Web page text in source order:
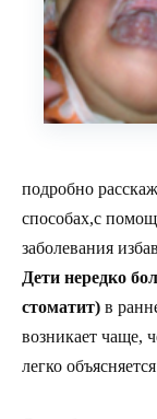
подробно
способах,с
заболевания
Дети нередко
стоматит) в
возникает чаще,
легко